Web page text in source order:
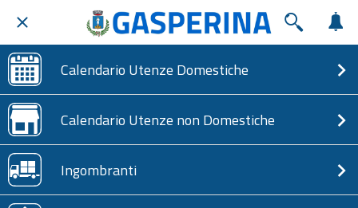
Calendario Utenze Domestiche
Calendario Utenze non Domestiche
Ingombranti